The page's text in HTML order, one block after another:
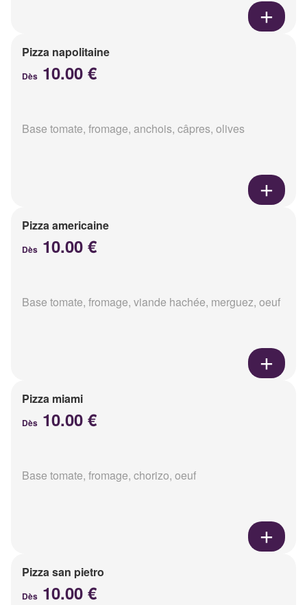
Pizza napolitaine
Dès 10.00 €
Base tomate, fromage, anchois, câpres, olives
Pizza americaine
Dès 10.00 €
Base tomate, fromage, viande hachée, merguez, oeuf
Pizza miami
Dès 10.00 €
Base tomate, fromage, chorizo, oeuf
Pizza san pietro
Dès 10.00 €